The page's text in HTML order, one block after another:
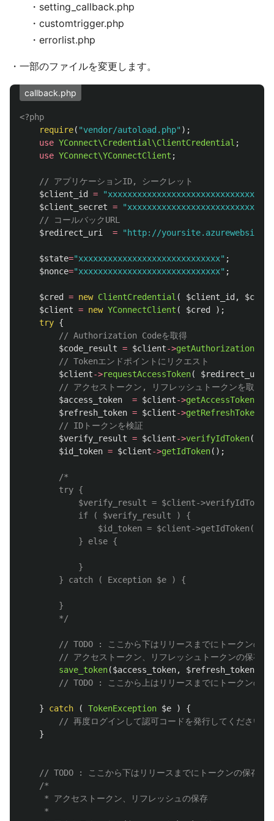
・setting_callback.php
・customtrigger.php
・errorlist.php
・一部のファイルを変更します。
callback.php
<?php
require( "vendor/autoload.php" );
use YConnect\Credential\ClientCredential ;
use YConnect\YConnectClient ;
// アプリケーションID, シークレット
$client_id
=
$client_secret =
// コールバックURL
$redirect_uri
= "http://
$state="xxxxxxxxxxxxxxxxxxxxxxxxxxxxx" ;
$nonce="xxxxxxxxxxxxxxxxxxxxxxxxxxxxx" ;
$cred = new ClientCredential ( $client_id ,
$client = new YConnectClient ( $cred
);
try {
// Authorization Codeを取得
$code_result = $client->getAuthorizationCode
// Tokenエンドポイントにリクエスト
$client->requestAccessToken( $redirect_uri
// アクセストークン, リフレッシュトークンを取得
$access_token
= $client->getAccessToken
$refresh_token = $client->getRefreshToken
// IDトークンを検証
$verify_result = $client->verifyIdToken(
$id_token = $client->getIdToken();
/*
		*/
// TODO : ここから下はリリースまでにトークンの保
// アクセストークン、リフレッシュトークンの保存
save_token($access_token, $refresh_token
// TODO : ここから上はリリースまでにトークンの保
} catch ( TokenException $e )
{
// 再度ログインして認可コードを発行してください
}
// TODO : ここから下はリリースまでにトークンの保存方
/*